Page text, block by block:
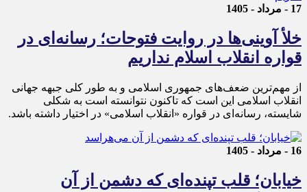
17 - مرداد - 1405
خلأ آوینی‌ها در روایت فتوحات؛ رسانه‌ای در
قواره انقلاب اسلام نداریم
از مهم‌ترین ضعف‌های جمهوری اسلامی و به طور کلی جبهه جهانی
انقلاب اسلامی این است که تاکنون نتوانسته است به شکلی
شایسته، رسانه‌ای در قواره «انقلاب اسلامی» در اختیار داشته باشد.
16 - مرداد - 1405
خیابان؛ قلب تپنده‌ای که دشمن از آن